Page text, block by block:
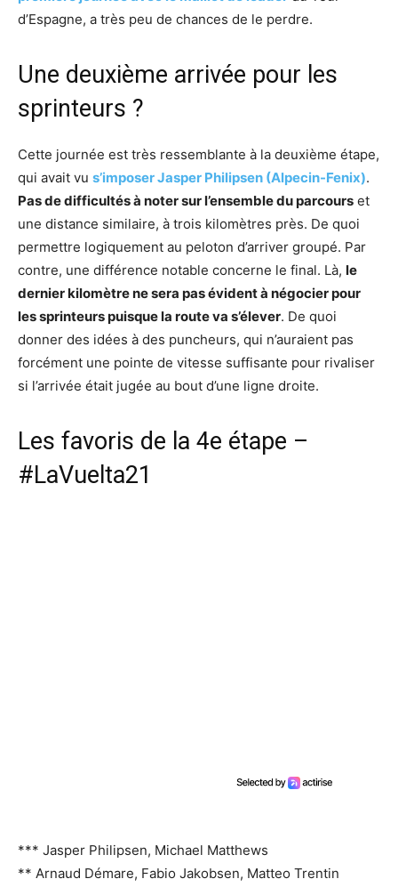
d’Espagne, a très peu de chances de le perdre.
Une deuxième arrivée pour les
sprinteurs ?
Cette journée est très ressemblante à la deuxième étape,
qui avait vu s’imposer Jasper Philipsen (Alpecin-Fenix).
Pas de difficultés à noter sur l’ensemble du parcours et
une distance similaire, à trois kilomètres près. De quoi
permettre logiquement au peloton d’arriver groupé. Par
contre, une différence notable concerne le final. Là, le
dernier kilomètre ne sera pas évident à négocier pour
les sprinteurs puisque la route va s’élever. De quoi
donner des idées à des puncheurs, qui n’auraient pas
forcément une pointe de vitesse suffisante pour rivaliser
si l’arrivée était jugée au bout d’une ligne droite.
Les favoris de la 4e étape –
#LaVuelta21
*** Jasper Philipsen, Michael Matthews
** Arnaud Démare, Fabio Jakobsen, Matteo Trentin